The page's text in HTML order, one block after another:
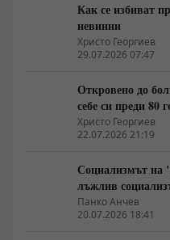
Как се избиват
невинни
Христо Георгиев
29.07.2026 07:47
Откровено до
себе си преди 80
Христо Георгиев
22.07.2026 21:19
Социализмът на
лъжлив
Панко Анчев
20.07.2026 18:41